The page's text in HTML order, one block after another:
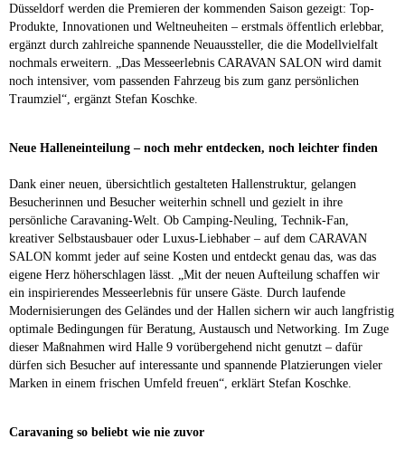
Düsseldorf werden die Premieren der kommenden Saison gezeigt: Top-
Produkte, Innovationen und Weltneuheiten – erstmals öffentlich erlebbar,
ergänzt durch zahlreiche spannende Neuaussteller, die die Modellvielfalt
nochmals erweitern. „Das Messeerlebnis CARAVAN SALON wird damit
noch intensiver, vom passenden Fahrzeug bis zum ganz persönlichen
Traumziel“, ergänzt Stefan Koschke.
Neue Halleneinteilung – noch mehr entdecken, noch leichter finden
Dank einer neuen, übersichtlich gestalteten Hallenstruktur, gelangen
Besucherinnen und Besucher weiterhin schnell und gezielt in ihre
persönliche Caravaning-Welt. Ob Camping-Neuling, Technik-Fan,
kreativer Selbstausbauer oder Luxus-Liebhaber – auf dem CARAVAN
SALON kommt jeder auf seine Kosten und entdeckt genau das, was das
eigene Herz höherschlagen lässt. „Mit der neuen Aufteilung schaffen wir
ein inspirierendes Messeerlebnis für unsere Gäste. Durch laufende
Modernisierungen des Geländes und der Hallen sichern wir auch langfristig
optimale Bedingungen für Beratung, Austausch und Networking. Im Zuge
dieser Maßnahmen wird Halle 9 vorübergehend nicht genutzt – dafür
dürfen sich Besucher auf interessante und spannende Platzierungen vieler
Marken in einem frischen Umfeld freuen“, erklärt Stefan Koschke.
Caravaning so beliebt wie nie zuvor